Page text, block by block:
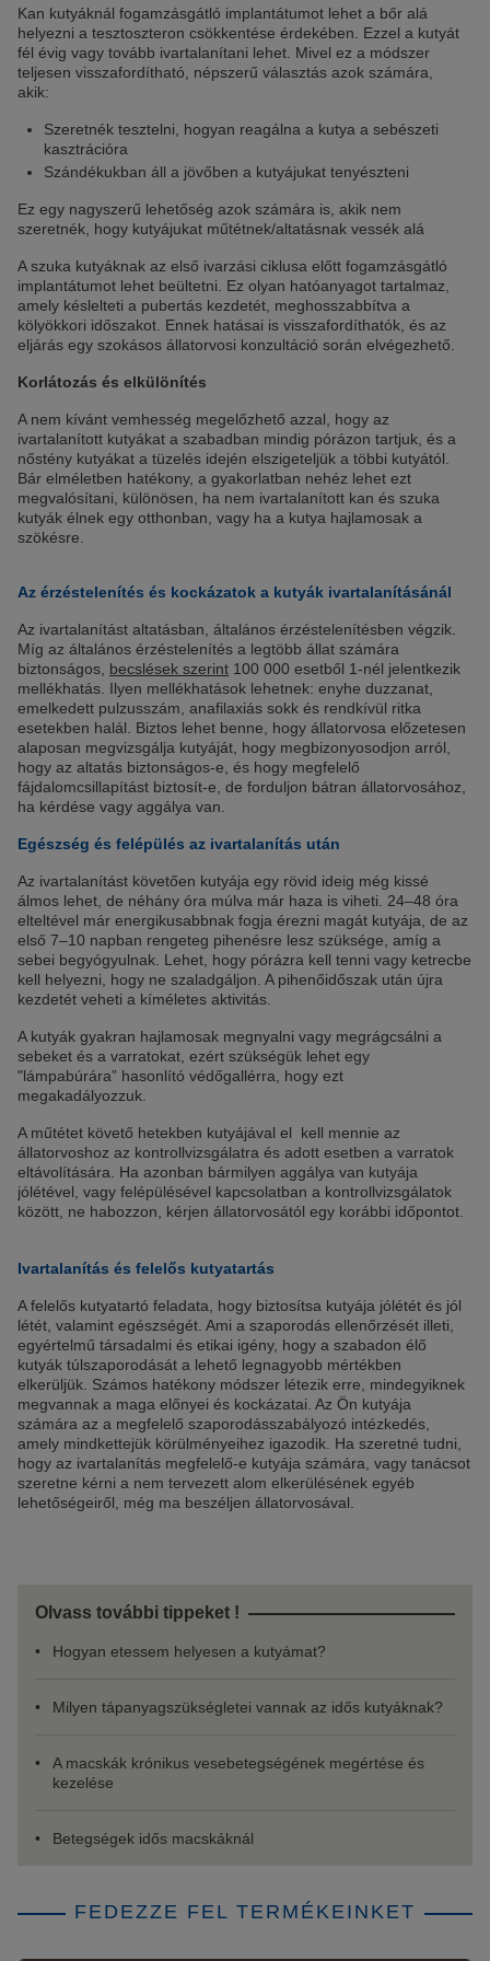
Kan kutyáknál fogamzásgátló implantátumot lehet a bőr alá
helyezni a tesztoszteron csökkentése érdekében. Ezzel a kutyát
fél évig vagy tovább ivartalanítani lehet. Mivel ez a módszer
teljesen visszafordítható, népszerű választás azok számára,
akik:
Szeretnék tesztelni, hogyan reagálna a kutya a sebészeti
kasztrációra
Szándékukban áll a jövőben a kutyájukat tenyészteni
Ez egy nagyszerű lehetőség azok számára is, akik nem
szeretnék, hogy kutyájukat műtétnek/altatásnak vessék alá
A szuka kutyáknak az első ivarzási ciklusa előtt fogamzásgátló
implantátumot lehet beültetni. Ez olyan hatóanyagot tartalmaz,
amely késlelteti a pubertás kezdetét, meghosszabbítva a
kölyökkori időszakot. Ennek hatásai is visszafordíthatók, és az
eljárás egy szokásos állatorvosi konzultáció során elvégezhető.
Korlátozás és elkülönítés
A nem kívánt vemhesség megelőzhető azzal, hogy az
ivartalanított kutyákat a szabadban mindig pórázon tartjuk, és a
nőstény kutyákat a tüzelés idején elszigeteljük a többi kutyától.
Bár elméletben hatékony, a gyakorlatban nehéz lehet ezt
megvalósítani, különösen, ha nem ivartalanított kan és szuka
kutyák élnek egy otthonban, vagy ha a kutya hajlamosak a
szökésre.
Az érzéstelenítés és kockázatok a kutyák ivartalanításánál
Az ivartalanítást altatásban, általános érzéstelenítésben végzik.
Míg az általános érzéstelenítés a legtöbb állat számára
biztonságos, becslések szerint 100 000 esetből 1-nél jelentkezik
mellékhatás. Ilyen mellékhatások lehetnek: enyhe duzzanat,
emelkedett pulzusszám, anafilaxiás sokk és rendkívül ritka
esetekben halál. Biztos lehet benne, hogy állatorvosa előzetesen
alaposan megvizsgálja kutyáját, hogy megbizonyosodjon arról,
hogy az altatás biztonságos-e, és hogy megfelelő
fájdalomcsillapítást biztosít-e, de forduljon bátran állatorvosához,
ha kérdése vagy aggálya van.
Egészség és felépülés az ivartalanítás után
Az ivartalanítást követően kutyája egy rövid ideig még kissé
álmos lehet, de néhány óra múlva már haza is viheti. 24–48 óra
elteltével már energikusabbnak fogja érezni magát kutyája, de az
első 7–10 napban rengeteg pihenésre lesz szüksége, amíg a
sebei begyógyulnak. Lehet, hogy pórázra kell tenni vagy ketrecbe
kell helyezni, hogy ne szaladgáljon. A pihenőidőszak után újra
kezdetét veheti a kíméletes aktivitás.
A kutyák gyakran hajlamosak megnyalni vagy megrágcsálni a
sebeket és a varratokat, ezért szükségük lehet egy
"lámpabúrára” hasonlító védőgallérra, hogy ezt
megakadályozzuk.
A műtétet követő hetekben kutyájával el kell mennie az
állatorvoshoz az kontrollvizsgálatra és adott esetben a varratok
eltávolítására. Ha azonban bármilyen aggálya van kutyája
jólétével, vagy felépülésével kapcsolatban a kontrollvizsgálatok
között, ne habozzon, kérjen állatorvosától egy korábbi időpontot.
Ivartalanítás és felelős kutyatartás
A felelős kutyatartó feladata, hogy biztosítsa kutyája jólétét és jól
létét, valamint egészségét. Ami a szaporodás ellenőrzését illeti,
egyértelmű társadalmi és etikai igény, hogy a szabadon élő
kutyák túlszaporodását a lehető legnagyobb mértékben
elkerüljük. Számos hatékony módszer létezik erre, mindegyiknek
megvannak a maga előnyei és kockázatai. Az Ön kutyája
számára az a megfelelő szaporodásszabályozó intézkedés,
amely mindkettejük körülményeihez igazodik. Ha szeretné tudni,
hogy az ivartalanítás megfelelő-e kutyája számára, vagy tanácsot
szeretne kérni a nem tervezett alom elkerülésének egyéb
lehetőségeiről, még ma beszéljen állatorvosával.
Olvass további tippeket !
Hogyan etessem helyesen a kutyámat?
Milyen tápanyagszükségletei vannak az idős kutyáknak?
A macskák krónikus vesebetegségének megértése és
kezelése
Betegségek idős macskáknál
FEDEZZE FEL TERMÉKEINKET